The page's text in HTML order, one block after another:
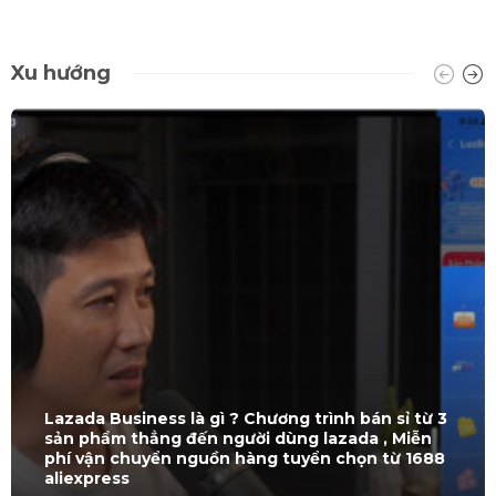
Xu hướng
Lazada Business là gì ? Chương trình bán sỉ từ 3
sản phẩm thẳng đến người dùng lazada , Miễn
phí vận chuyển nguồn hàng tuyển chọn từ 1688
aliexpress